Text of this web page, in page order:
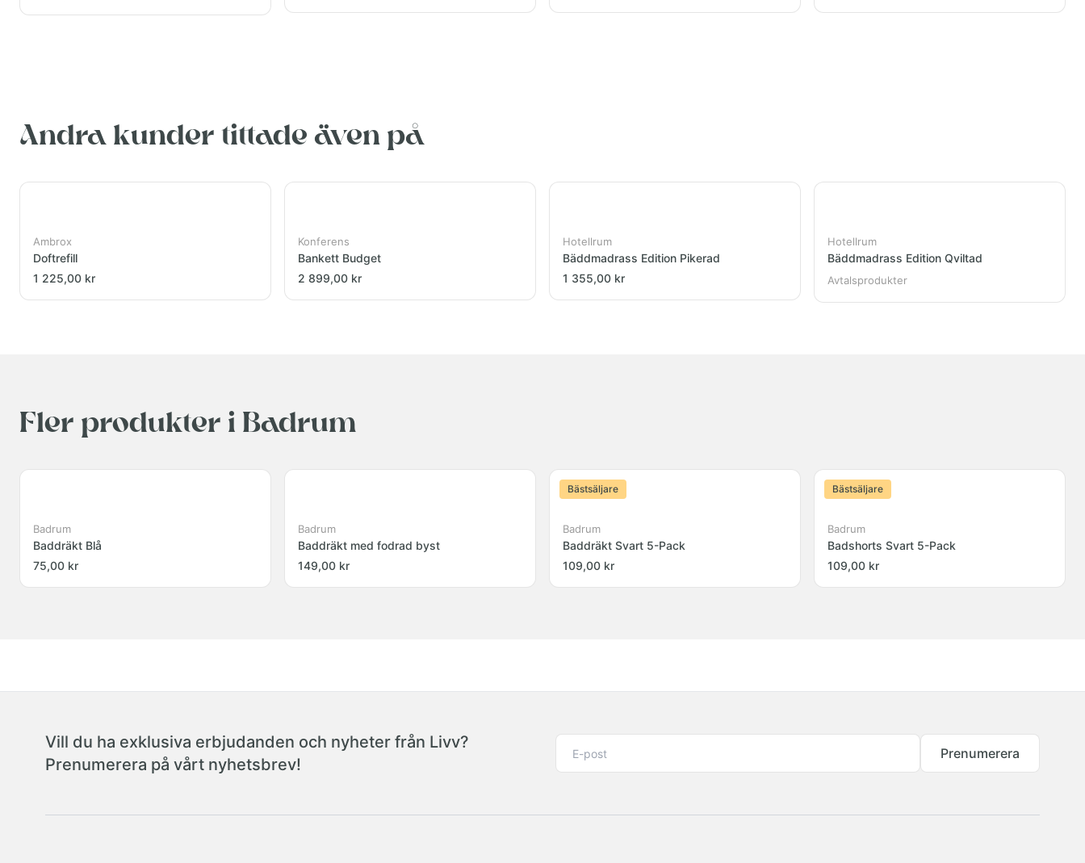
Andra kunder tittade även på
Ambrox
Doftrefill
1 225,00 kr
Konferens
Bankett Budget
2 899,00 kr
Hotellrum
Bäddmadrass Edition Pikerad
1 355,00 kr
Hotellrum
Bäddmadrass Edition Qviltad
Avtalsprodukter
Fler produkter i Badrum
Badrum
Baddräkt Blå
75,00 kr
Badrum
Baddräkt med fodrad byst
149,00 kr
Bästsäljare
Badrum
Baddräkt Svart 5-Pack
109,00 kr
Bästsäljare
Badrum
Badshorts Svart 5-Pack
109,00 kr
Vill du ha exklusiva erbjudanden och nyheter från Livv?
Prenumerera på vårt nyhetsbrev!
Prenumerera